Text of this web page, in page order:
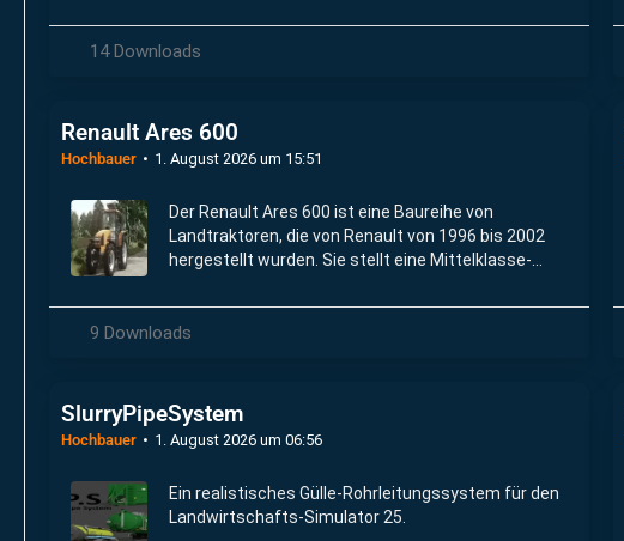
14 Downloads
Renault Ares 600
Hochbauer 1. August 2026 um 15:51
Der Renault Ares 600 ist eine Baureihe von
Landtraktoren, die von Renault von 1996 bis 2002
hergestellt wurden. Sie stellt eine Mittelklasse-
größeren Atles Traktoren dar.
9 Downloads
SlurryPipeSystem
Hochbauer 1. August 2026 um 06:56
Ein realistisches Gülle-Rohrleitungssystem für den
Landwirtschafts-Simulator 25.